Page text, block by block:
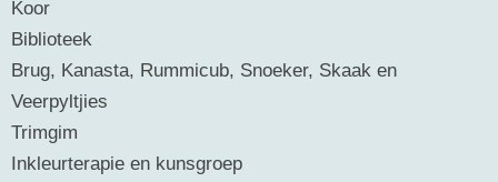
Koor
Biblioteek
Brug, Kanasta, Rummicub, Snoeker, Skaak en
Veerpyltjies
Trimgim
Inkleurterapie en kunsgroep